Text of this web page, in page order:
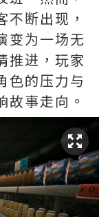
断出现，
变为一场无
推进，玩家
色的压力与
故事走向。